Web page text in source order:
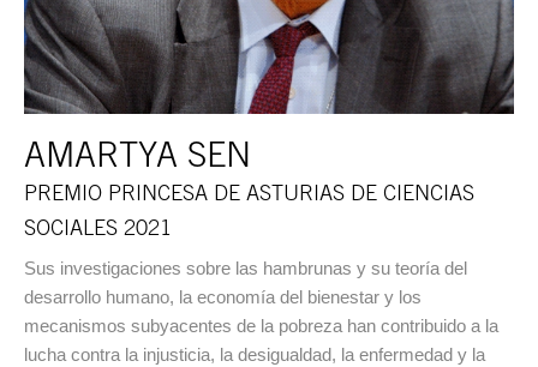
AMARTYA SEN
PREMIO PRINCESA DE ASTURIAS DE CIENCIAS
SOCIALES 2021
Sus investigaciones sobre las hambrunas y su teoría del
desarrollo humano, la economía del bienestar y los
mecanismos subyacentes de la pobreza han contribuido a la
lucha contra la injusticia, la desigualdad, la enfermedad y la